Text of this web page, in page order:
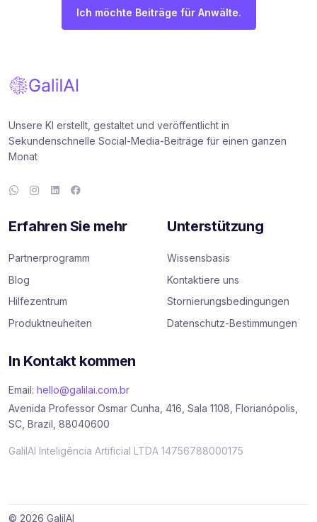
Ich möchte Beiträge für Anwälte.
Unsere KI erstellt, gestaltet und veröffentlicht in
Sekundenschnelle Social-Media-Beiträge für einen ganzen
Monat
Erfahren Sie mehr
Partnerprogramm
Blog
Hilfezentrum
Produktneuheiten
Unterstützung
Wissensbasis
Kontaktiere uns
Stornierungsbedingungen
Datenschutz-Bestimmungen
In Kontakt kommen
Email: hello@galilai.com.br
Avenida Professor Osmar Cunha, 416, Sala 1108, Florianópolis,
SC, Brazil, 88040600
GalilAI Inteligência Artificial LTDA 14756788000175
© 2026 GalilAI